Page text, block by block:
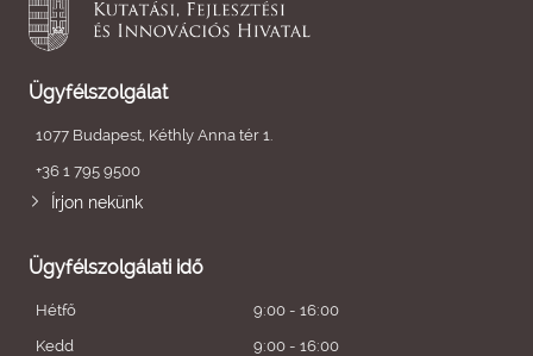
Ügyfélszolgálat
1077 Budapest, Kéthly Anna tér 1.
+36 1 795 9500
Írjon nekünk
Ügyfélszolgálati idő
Hétfő
9:00 - 16:00
Kedd
9:00 - 16:00